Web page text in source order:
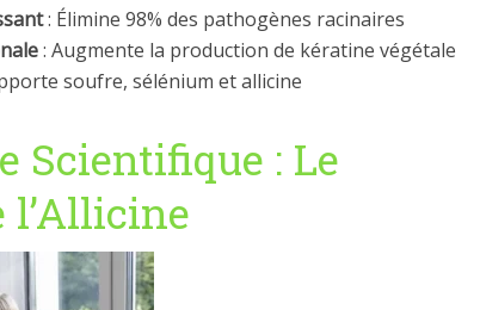
: Élimine 98% des pathogènes racinaires
: Augmente la production de kératine végétale
soufre, sélénium et allicine
Scientifique : Le
l’Allicine